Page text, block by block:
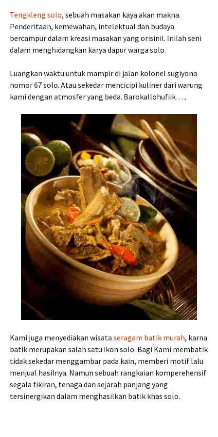
Tengkleng solo, sebuah masakan kaya akan makna.
Penderitaan, kemewahan, intelektual dan budaya
bercampur dalam kreasi masakan yang orisinil. Inilah seni
dalam menghidangkan karya dapur warga solo.
Luangkan waktu untuk mampir di jalan kolonel sugiyono
nomor 67 solo. Atau sekedar mencicipi kuliner dari warung
kami dengan atmosfer yang beda. Barokallohufiik…..
Kami juga menyediakan wisata seragam batik murah, karna
batik merupakan salah satu ikon solo. Bagi Kami membatik
tidak sekedar menggambar pada kain, memberi motif lalu
menjual hasilnya. Namun sebuah rangkaian komperehensif
segala fikiran, tenaga dan sejarah panjang yang
tersinergikan dalam menghasilkan batik khas solo.